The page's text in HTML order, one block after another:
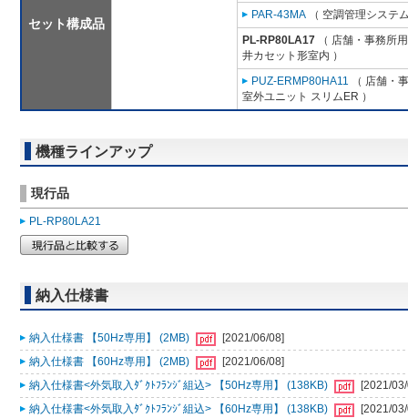
セット構成品
PAR-43MA （ 空調管理システ
PL-RP80LA17 （ 店舗・事務所
井カセット形室内 ）
PUZ-ERMP80HA11 （ 店舗・
室外ユニット スリムER ）
機種ラインアップ
現行品
PL-RP80LA21
納入仕様書
納入仕様書 【50Hz専用】 (2MB)
[2021/06/08]
納入仕様書 【60Hz専用】 (2MB)
[2021/06/08]
納入仕様書<外気取入ﾀﾞｸﾄﾌﾗﾝｼﾞ組込> 【50Hz専用】 (138KB)
[2021/
納入仕様書<外気取入ﾀﾞｸﾄﾌﾗﾝｼﾞ組込> 【60Hz専用】 (138KB)
[2021/